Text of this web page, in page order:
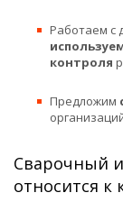
Работаем с
контроля
Предложим
Сварочный
относится к